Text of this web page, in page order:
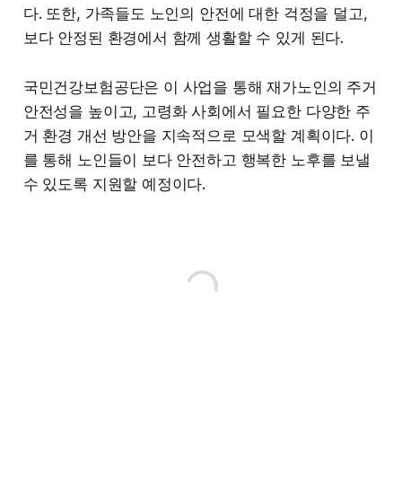
다. 또한, 가족들도 노인의 안전에 대한 걱정을 덜고,
보다 안정된 환경에서 함께 생활할 수 있게 된다.
국민건강보험공단은 이 사업을 통해 재가노인의 주거
안전성을 높이고, 고령화 사회에서 필요한 다양한 주
거 환경 개선 방안을 지속적으로 모색할 계획이다. 이
를 통해 노인들이 보다 안전하고 행복한 노후를 보낼
수 있도록 지원할 예정이다.